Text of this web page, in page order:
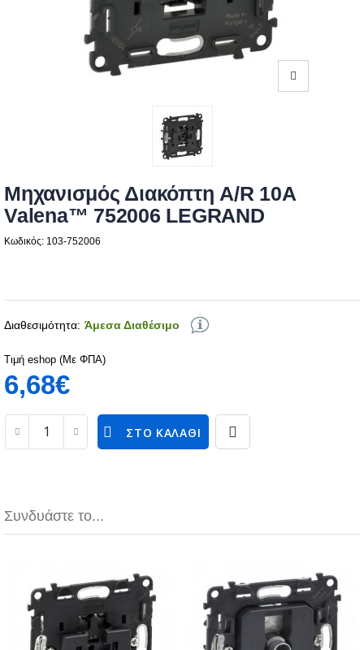
Μηχανισμός Διακόπτη A/R 10Α
Valena™ 752006 LEGRAND
Κωδικός: 103-752006
Διαθεσιμότητα: Άμεσα Διαθέσιμο
Τιμή eshop (Με ΦΠΑ)
6,68€
ΣΤΟ ΚΑΛΆΘΙ
Συνδυάστε το...